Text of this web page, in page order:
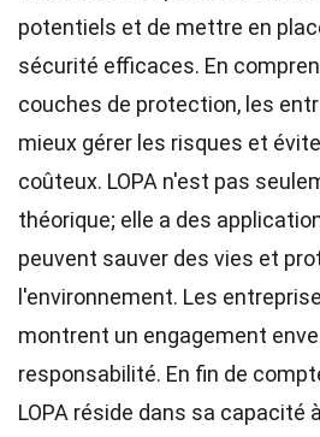
potentiels et de mettre en
sécurité efficaces. En
couches de protection, les
mieux gérer les risques et
coûteux. LOPA n'est pas
théorique; elle a des
peuvent sauver des vies et
l'environnement. Les
montrent un engagement
responsabilité. En fin de
LOPA réside dans sa capacité